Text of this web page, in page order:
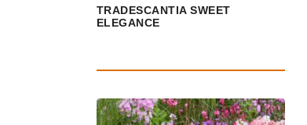
TRADESCANTIA SWEET
ELEGANCE